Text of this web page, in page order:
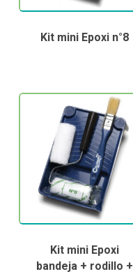
Kit mini Epoxi n°8
Kit mini Epoxi
bandeja + rodillo +